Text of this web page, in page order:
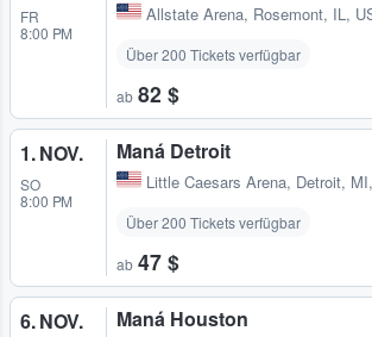
FR
8:00 PM
Allstate Arena, Rosemont, IL,
Über 200 Tickets verfügbar
ab 82 $
1. NOV.
SO
8:00 PM
Maná Detroit
Little Caesars Arena, Detroit,
Über 200 Tickets verfügbar
ab 47 $
6. NOV. Maná Houston